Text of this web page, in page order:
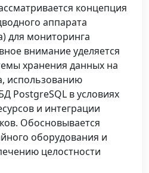
концепция
аппарата
для мониторинга
внимание уделяется
хранения данных на
использованию
PostgreSQL в условиях
и интеграции
Обосновывается
оборудования и
целостности